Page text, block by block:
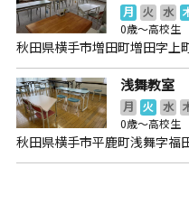
月 火 水
0歳～高校生
秋田県横手市増田町増田字上
浅舞教室
月 火 水
0歳～高校生
秋田県横手市平鹿町浅舞字福